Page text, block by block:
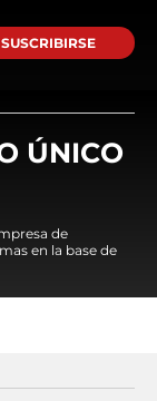
SUSCRIBIRSE
ÚNICO
de
en la base de